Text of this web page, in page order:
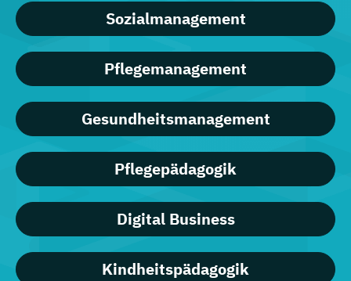
Sozialmanagement
Pflegemanagement
Gesundheitsmanagement
Pflegepädagogik
Digital Business
Kindheitspädagogik